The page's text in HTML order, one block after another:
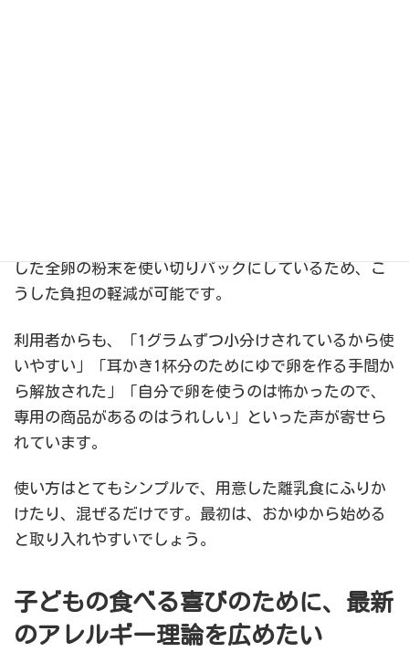
した全卵の粉末を使い切りパックにしているため、こ
うした負担の軽減が可能です。
利用者からも、「1グラムずつ小分けされているから使
いやすい」「耳かき1杯分のためにゆで卵を作る手間か
ら解放された」「自分で卵を使うのは怖かったので、
専用の商品があるのはうれしい」といった声が寄せら
れています。
使い方はとてもシンプルで、用意した離乳食にふりか
けたり、混ぜるだけです。最初は、おかゆから始める
と取り入れやすいでしょう。
子どもの食べる喜びのために、最新
のアレルギー理論を広めたい